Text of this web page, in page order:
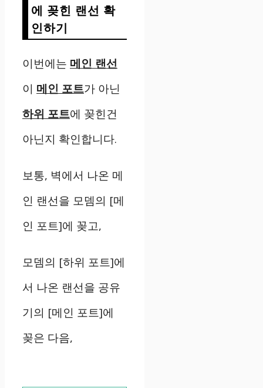
에 꽂힌 랜선 확
인하기
이번에는 메인 랜선
이 메인 포트가 아닌
하위 포트에 꽂힌건
아닌지 확인합니다.
보통, 벽에서 나온 메
인 랜선을 모뎀의 [메
인 포트]에 꽂고,
모뎀의 [하위 포트]에
서 나온 랜선을 공유
기의 [메인 포트]에
꽂은 다음,